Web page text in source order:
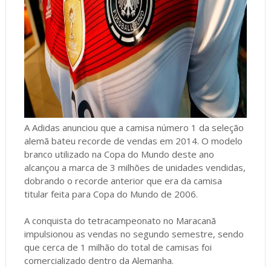
A Adidas anunciou que a camisa número 1 da seleção
alemã bateu recorde de vendas em 2014. O modelo
branco utilizado na Copa do Mundo deste ano
alcançou a marca de 3 milhões de unidades vendidas,
dobrando o recorde anterior que era da camisa
titular feita para Copa do Mundo de 2006.
A conquista do tetracampeonato no Maracanã
impulsionou as vendas no segundo semestre, sendo
que cerca de 1 milhão do total de camisas foi
comercializado dentro da Alemanha.